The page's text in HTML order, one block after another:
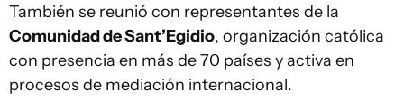
También se reunió con representantes de la
Comunidad de Sant’Egidio, organización católica
con presencia en más de 70 países y activa en
procesos de mediación internacional.